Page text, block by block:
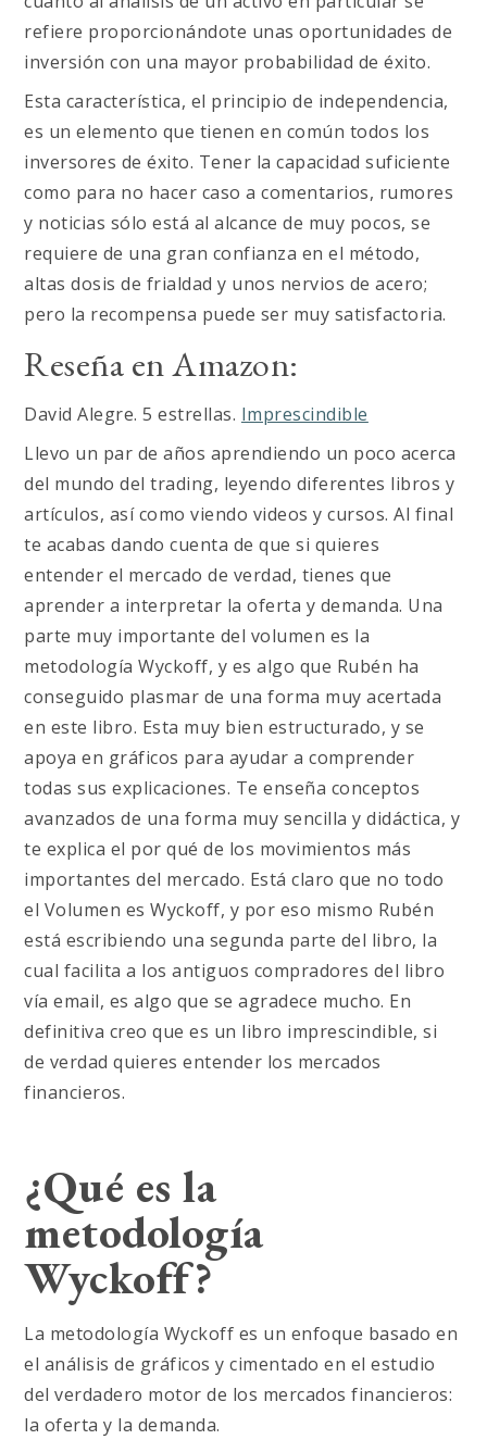
refiere proporcionándote unas oportunidades de
inversión con una mayor probabilidad de éxito.
Esta característica, el principio de independencia,
es un elemento que tienen en común todos los
inversores de éxito. Tener la capacidad suficiente
como para no hacer caso a comentarios, rumores
y noticias sólo está al alcance de muy pocos, se
requiere de una gran confianza en el método,
altas dosis de frialdad y unos nervios de acero;
pero la recompensa puede ser muy satisfactoria.
Reseña en Amazon:
David Alegre. 5 estrellas. Imprescindible
Llevo un par de años aprendiendo un poco acerca
del mundo del trading, leyendo diferentes libros y
artículos, así como viendo videos y cursos. Al final
te acabas dando cuenta de que si quieres
entender el mercado de verdad, tienes que
aprender a interpretar la oferta y demanda. Una
parte muy importante del volumen es la
metodología Wyckoff, y es algo que Rubén ha
conseguido plasmar de una forma muy acertada
en este libro. Esta muy bien estructurado, y se
apoya en gráficos para ayudar a comprender
todas sus explicaciones. Te enseña conceptos
avanzados de una forma muy sencilla y didáctica, y
te explica el por qué de los movimientos más
importantes del mercado. Está claro que no todo
el Volumen es Wyckoff, y por eso mismo Rubén
está escribiendo una segunda parte del libro, la
cual facilita a los antiguos compradores del libro
vía email, es algo que se agradece mucho. En
definitiva creo que es un libro imprescindible, si
de verdad quieres entender los mercados
financieros.
¿Qué es la
metodología
Wyckoff?
La metodología Wyckoff es un enfoque basado en
el análisis de gráficos y cimentado en el estudio
del verdadero motor de los mercados financieros:
la oferta y la demanda.